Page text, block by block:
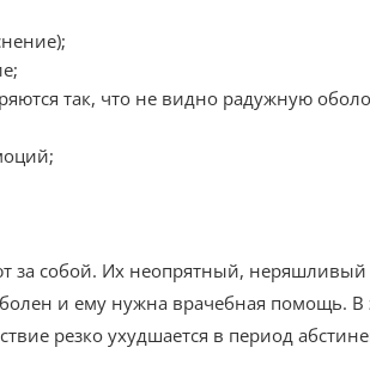
так, что не видно радужную
за собой. Их неопрятный,
и ему нужна врачебная помощь.
резко ухудшается в период